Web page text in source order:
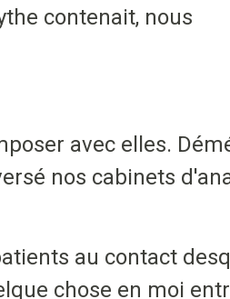
contenait, nous
avec elles.
nos cabinets
au contact
chose en moi